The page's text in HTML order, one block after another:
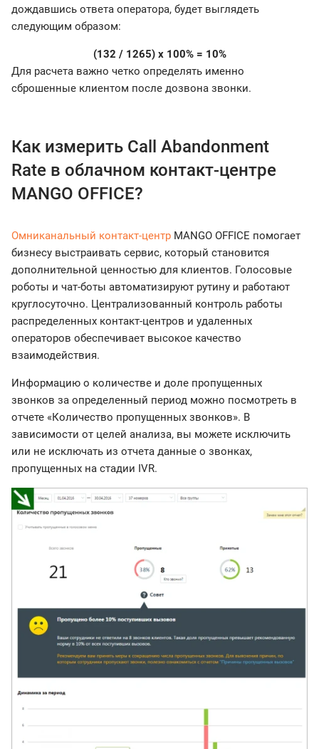
дождавшись ответа оператора, будет выглядеть
следующим образом:
(132 / 1265) x 100% = 10%
Для расчета важно четко определять именно
сброшенные клиентом после дозвона звонки.
Как измерить Call Abandonment
Rate в облачном контакт-центре
MANGO OFFICE?
Омниканальный контакт-центр MANGO OFFICE помогает
бизнесу выстраивать сервис, который становится
дополнительной ценностью для клиентов. Голосовые
роботы и чат-боты автоматизируют рутину и работают
круглосуточно. Централизованный контроль работы
распределенных контакт-центров и удаленных
операторов обеспечивает высокое качество
взаимодействия.
Информацию о количестве и доле пропущенных
звонков за определенный период можно посмотреть в
отчете «Количество пропущенных звонков». В
зависимости от целей анализа, вы можете исключить
или не исключать из отчета данные о звонках,
пропущенных на стадии IVR.